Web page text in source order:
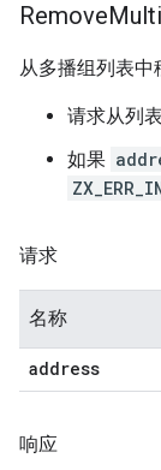
Remove
从多播组列表中
请求从列
如果
请求
名称
address
响应